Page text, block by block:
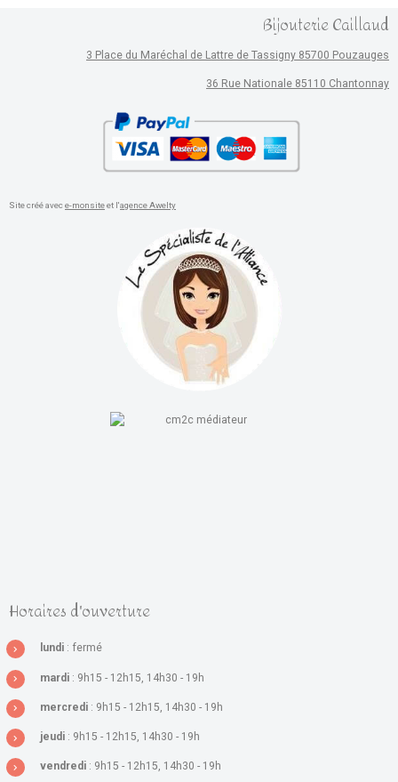
Bijouterie Caillaud
3 Place du Maréchal de Lattre de Tassigny 85700 Pouzauges
36 Rue Nationale 85110 Chantonnay
Site créé avece-monsiteet l'agence Awelty
Horaires d'ouverture
lundi : fermé
mardi : 9h15 - 12h15, 14h30 - 19h
mercredi : 9h15 - 12h15, 14h30 - 19h
jeudi : 9h15 - 12h15, 14h30 - 19h
vendredi : 9h15 - 12h15, 14h30 - 19h